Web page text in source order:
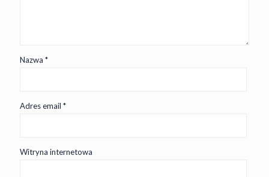
Nazwa *
Adres email *
Witryna internetowa